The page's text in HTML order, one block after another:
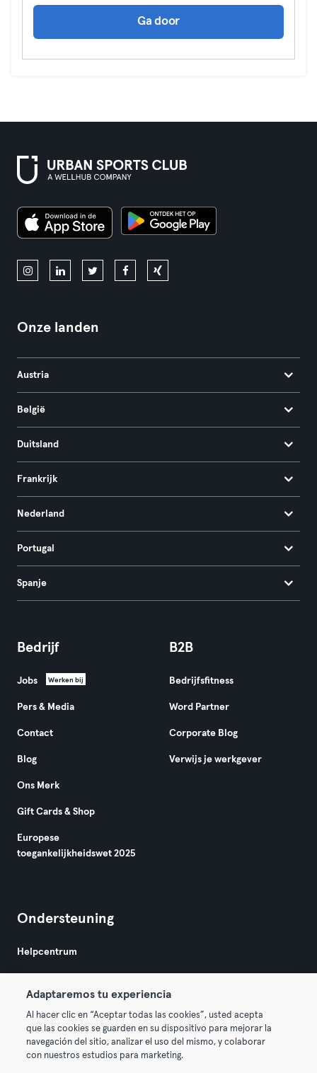
Ga door
Onze landen
Austria
België
Duitsland
Frankrijk
Nederland
Portugal
Spanje
Bedrijf
Jobs Werken bij
Pers & Media
Contact
Blog
Ons Merk
Gift Cards & Shop
Europese
toegankelijkheidswet 2025
B2B
Bedrijfsfitness
Word Partner
Corporate Blog
Verwijs je werkgever
Ondersteuning
Helpcentrum
Algemene Voorwaarden Privacy
Adaptaremos tu experiencia
Al hacer clic en “Aceptar todas las cookies”, usted acepta
que las cookies se guarden en su dispositivo para mejorar la
navegación del sitio, analizar el uso del mismo, y colaborar
con nuestros estudios para marketing.